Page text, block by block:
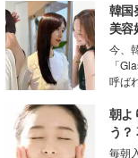
取締
ター
個性
衣装
気と
韓国
美容
「ヘ
今、
「
呼ば
ショ
して
めて
朝よ
う
ータ
毎朝